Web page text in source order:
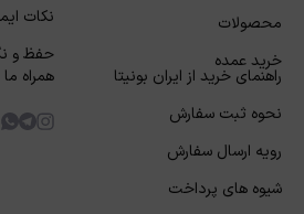
محصولات
خرید عمده
نکات
حفظ و
راهنمای خرید از ایران بونیتا
نحوه ثبت سفارش
رویه ارسال سفارش
شیوه های پرداخت
همراه